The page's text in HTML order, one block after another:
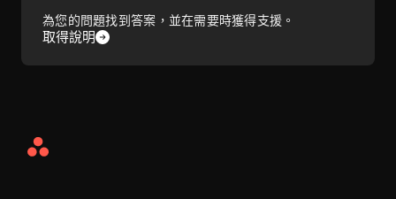
為您的問題找到答案，並在需要時獲得支援。
取得說明
Asana